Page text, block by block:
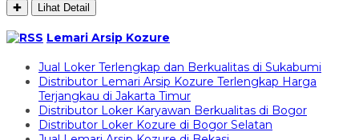
✚ Lihat Detail
Lemari Arsip Kozure
Jual Loker Terlengkap dan Berkualitas di Sukabumi
Distributor Lemari Arsip Kozure Terlengkap Harga
Terjangkau di Jakarta Timur
Distributor Loker Karyawan Berkualitas di Bogor
Distributor Loker Kozure di Bogor Selatan